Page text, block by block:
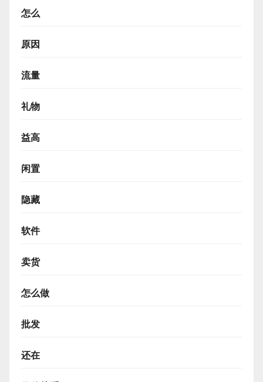
怎么
原因
流量
礼物
益高
闲置
隐藏
软件
卖货
怎么做
批发
还在